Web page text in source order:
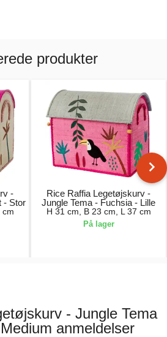
produkter
-
- Stor
cm
Rice Raffia Legetøjskurv -
Jungle Tema - Fuchsia - Lille
H 31 cm, B 23 cm, L 37 cm
På lager
- Jungle Tema
anmeldelser